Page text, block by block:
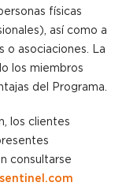
físicas
así como a
o asociaciones. La
los miembros
del Programa.
los clientes
consultarse